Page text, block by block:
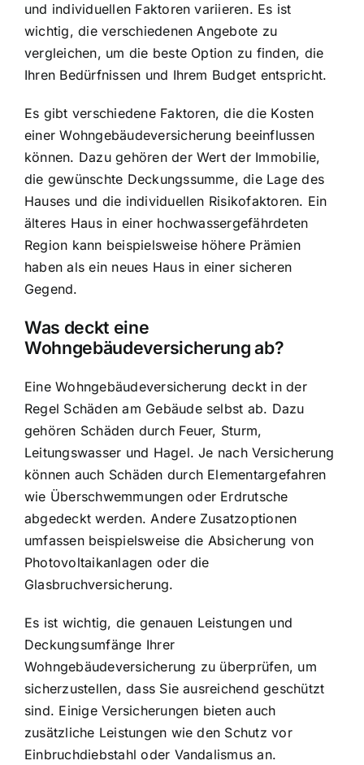
und individuellen Faktoren variieren. Es ist
wichtig, die verschiedenen Angebote zu
vergleichen, um die beste Option zu finden, die
Ihren Bedürfnissen und Ihrem Budget entspricht.
Es gibt verschiedene Faktoren, die die Kosten
einer Wohngebäudeversicherung beeinflussen
können. Dazu gehören der Wert der Immobilie,
die gewünschte Deckungssumme, die Lage des
Hauses und die individuellen Risikofaktoren. Ein
älteres Haus in einer hochwassergefährdeten
Region kann beispielsweise höhere Prämien
haben als ein neues Haus in einer sicheren
Gegend.
Was deckt eine
Wohngebäudeversicherung ab?
Eine Wohngebäudeversicherung deckt in der
Regel Schäden am Gebäude selbst ab. Dazu
gehören Schäden durch Feuer, Sturm,
Leitungswasser und Hagel. Je nach Versicherung
können auch Schäden durch Elementargefahren
wie Überschwemmungen oder Erdrutsche
abgedeckt werden. Andere Zusatzoptionen
umfassen beispielsweise die Absicherung von
Photovoltaikanlagen oder die
Glasbruchversicherung.
Es ist wichtig, die genauen Leistungen und
Deckungsumfänge Ihrer
Wohngebäudeversicherung zu überprüfen, um
sicherzustellen, dass Sie ausreichend geschützt
sind. Einige Versicherungen bieten auch
zusätzliche Leistungen wie den Schutz vor
Einbruchdiebstahl oder Vandalismus an.